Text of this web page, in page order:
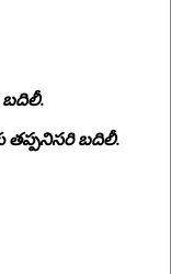
బదిలీ.
తప్పనిసరి బదిలీ.